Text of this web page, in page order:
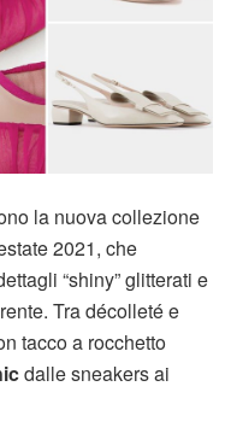
la nuova collezione
2021, che
“shiny” glitterati e
Tra décolleté e
tacco a rocchetto
dalle sneakers ai